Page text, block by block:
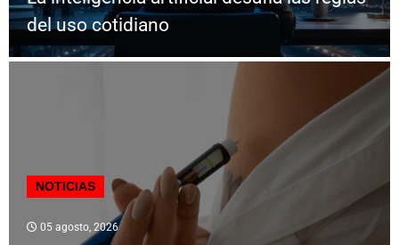
del uso cotidiano
NOTICIAS
05 agosto, 2026